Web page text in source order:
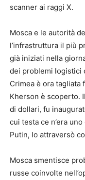
scanner ai raggi X.
Mosca e le autorità
l’infrastruttura il più
già iniziati nella
dei problemi logistici
Crimea è ora tagliata
Kherson è scoperto.
di dollari, fu
cui testa ce n’era
Putin, lo attraversò
Mosca smentisce
russe coinvolte